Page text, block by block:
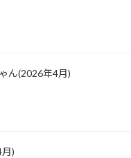
ん(2026年4月)
)